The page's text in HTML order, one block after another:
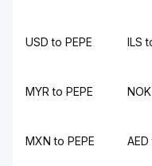
USD to PEPE ILS
MYR to PEPE
MXN to PEPE AED